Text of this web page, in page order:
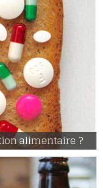
alimentaire ?
voir